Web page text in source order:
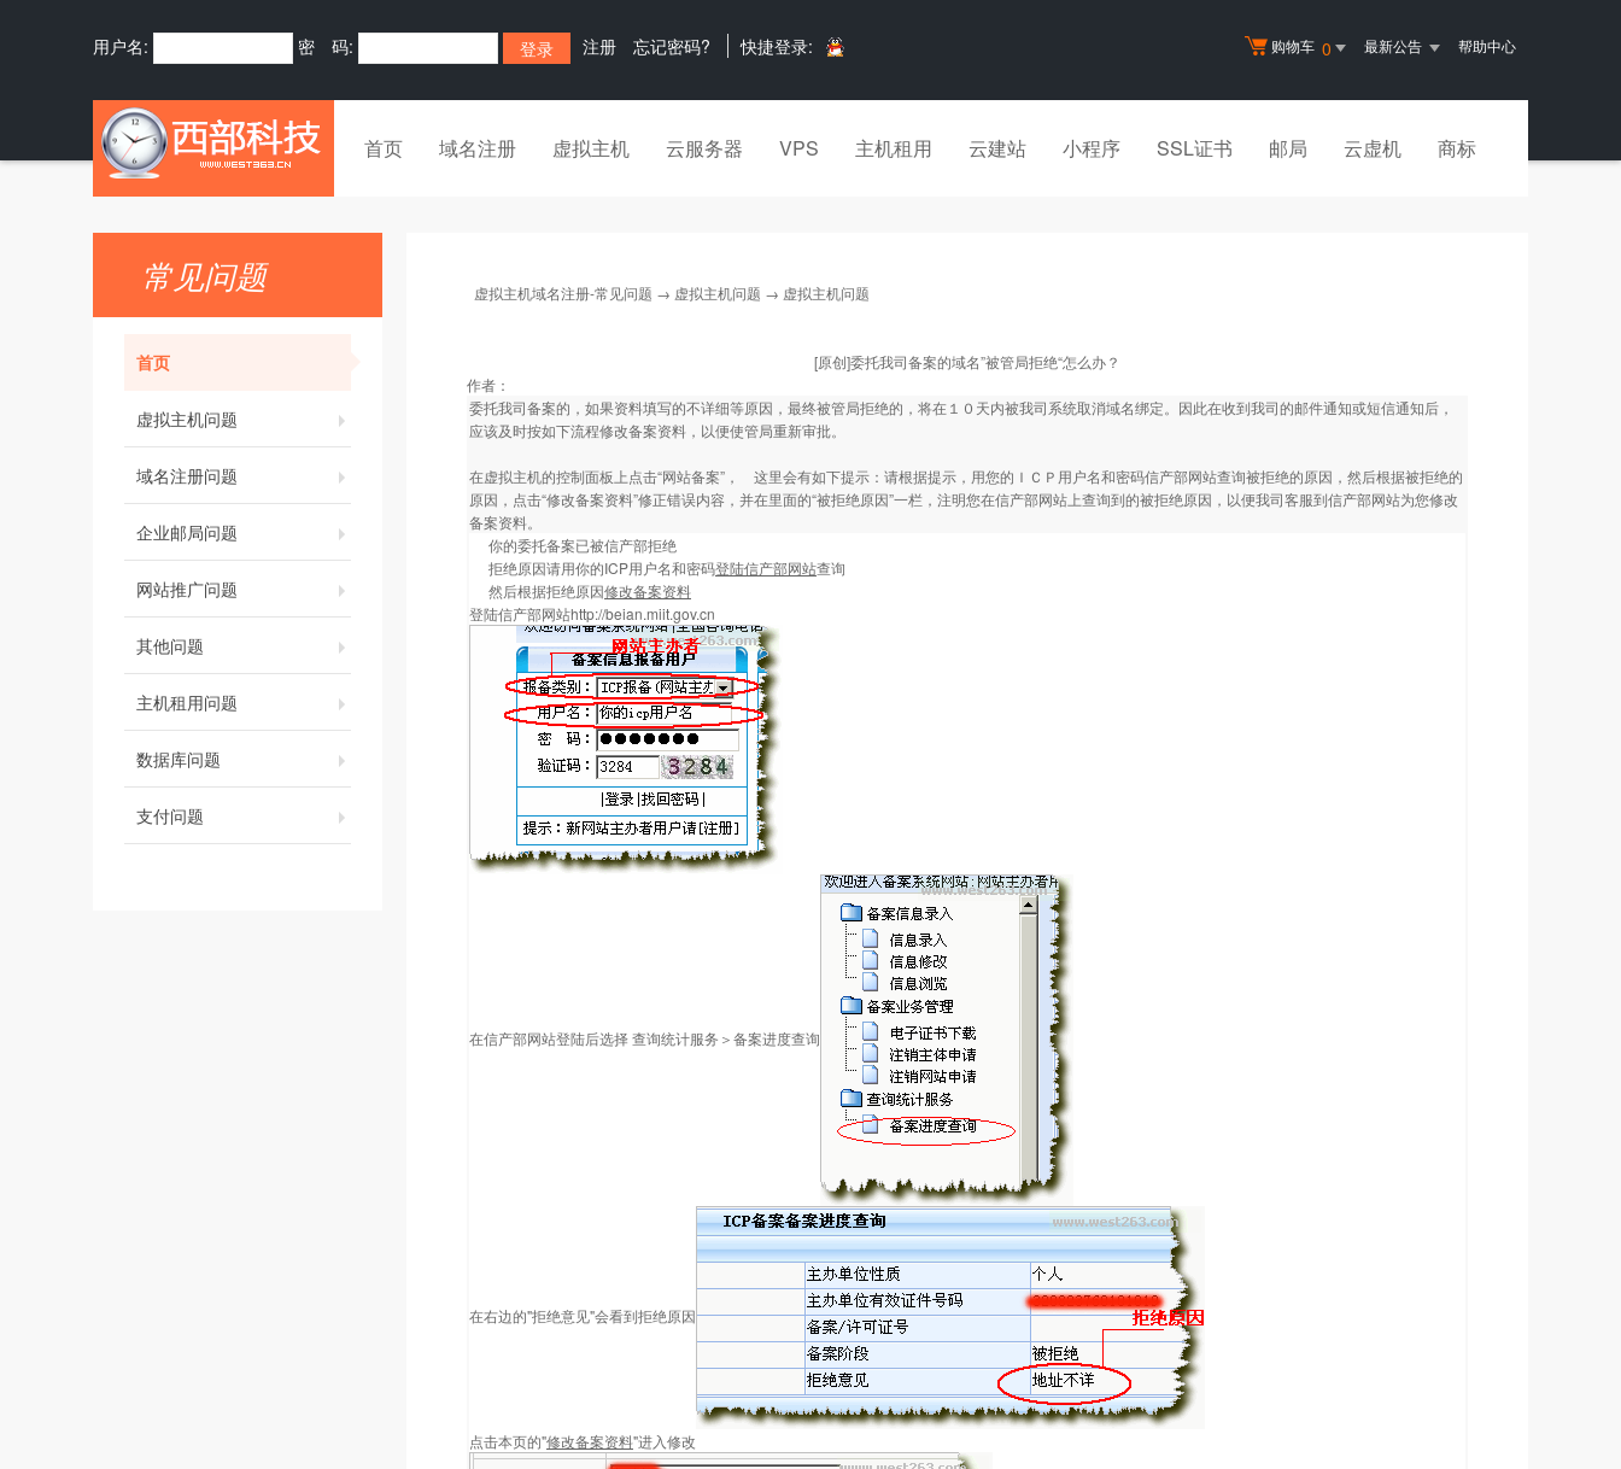
购物车 0 最新公告 帮助中心
用户名: 密 码: 注册 忘记密码? 快捷登录:
首页 域名注册 虚拟主机 云服务器 VPS 主机租用 云建站 小程序 SSL证书 邮局 云虚机 商标
常见问题
首页
虚拟主机问题
域名注册问题
企业邮局问题
网站推广问题
其他问题
主机租用问题
数据库问题
支付问题
虚拟主机域名注册-常见问题 → 虚拟主机问题 → 虚拟主机问题
[原创]委托我司备案的域名”被管局拒绝“怎么办？
作者：
委托我司备案的，如果资料填写的不详细等原因，最终被管局拒绝的，将在１０天内被我司系统取消域名绑定。因此在收到我司的邮件通知或短信通知后，
应该及时按如下流程修改备案资料，以便使管局重新审批。
在虚拟主机的控制面板上点击“网站备案”， 这里会有如下提示：请根据提示，用您的ＩＣＰ用户名和密码信产部网站查询被拒绝的原因，然后根据被拒绝的
原因，点击“修改备案资料”修正错误内容，并在里面的“被拒绝原因”一栏，注明您在信产部网站上查询到的被拒绝原因，以便我司客服到信产部网站为您修改
备案资料。
你的委托备案已被信产部拒绝
拒绝原因请用你的ICP用户名和密码登陆信产部网站查询
然后根据拒绝原因修改备案资料
登陆信产部网站http://beian.miit.gov.cn
在信产部网站登陆后选择 查询统计服务＞备案进度查询
在右边的"拒绝意见"会看到拒绝原因
点击本页的"修改备案资料"进入修改